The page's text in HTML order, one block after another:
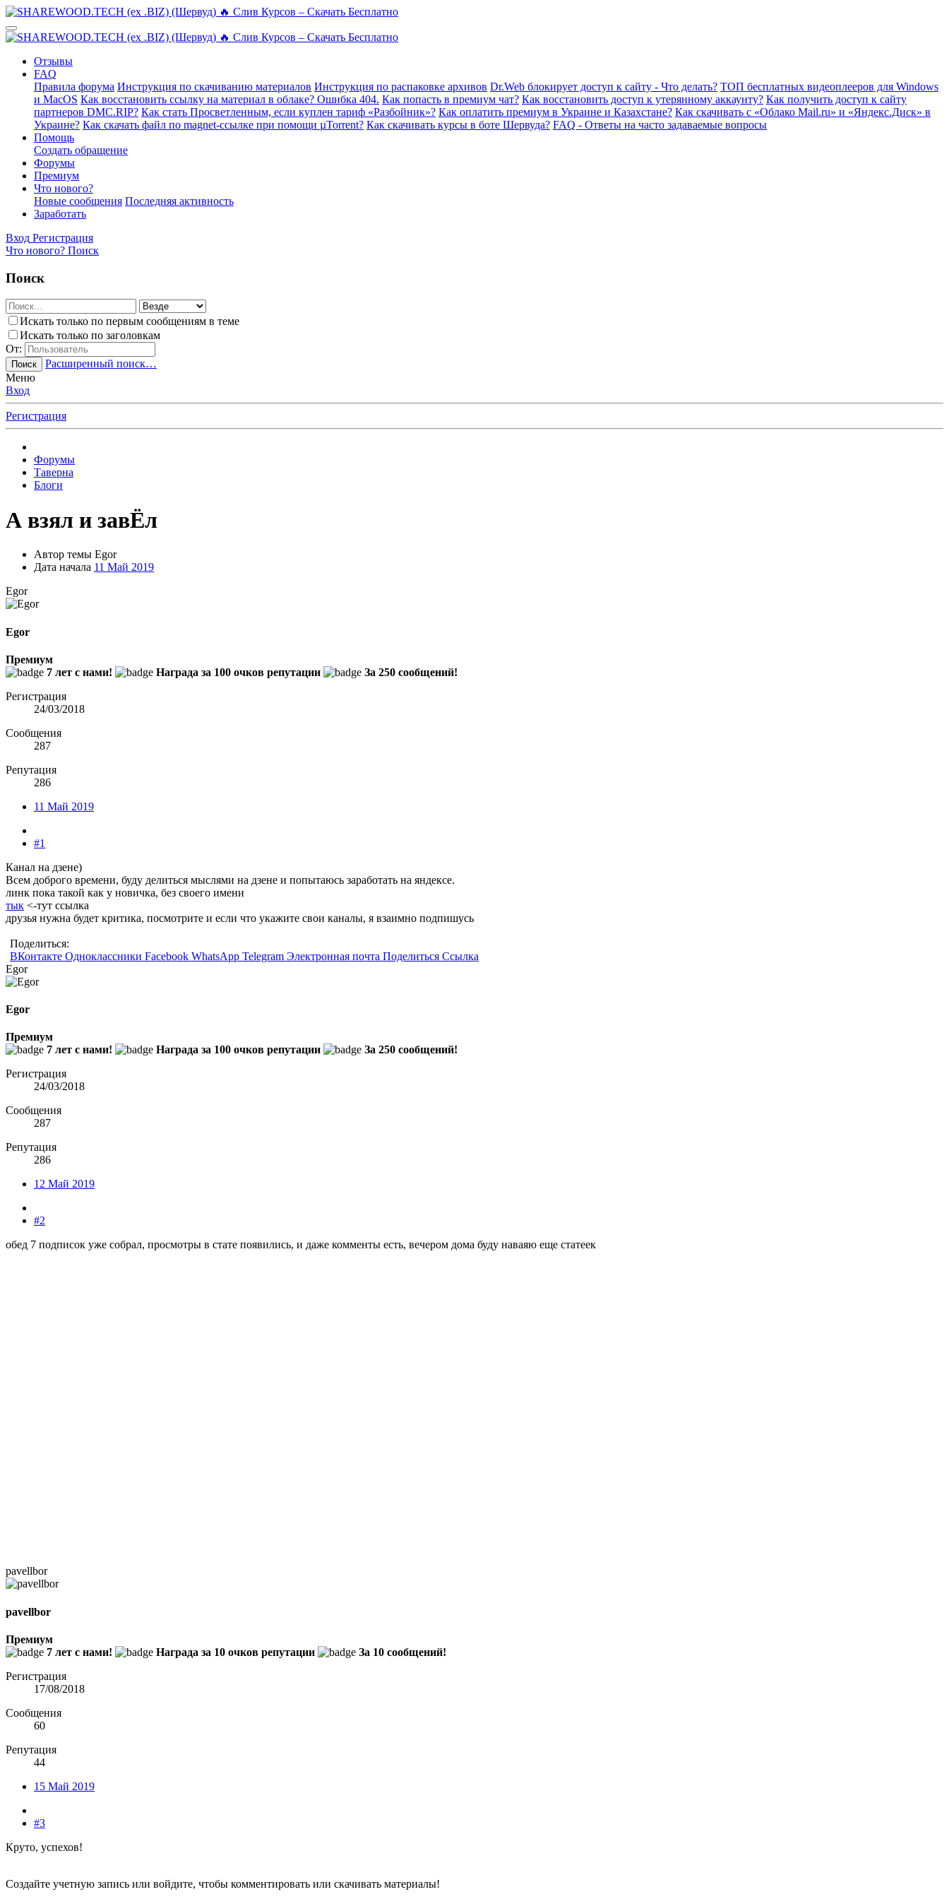
Отзывы
FAQ
Правила форума Инструкция по скачиванию материалов Инструкция по распаковке архивов Dr.Web блокирует доступ к сайту - Что делать? ТОП бесплатных видеоплееров для Windows
и MacOS Как восстановить ссылку на материал в облаке? Ошибка 404. Как попасть в премиум чат? Как восстановить доступ к утерянному аккаунту? Как получить доступ к сайту
партнеров DMC.RIP? Как стать Просветленным, если куплен тариф «Разбойник»? Как оплатить премиум в Украине и Казахстане? Как скачивать с «Облако Mail.ru» и «Яндекс.Диск» в
Украине? Как скачать файл по magnet-ссылке при помощи µTorrent? Как скачивать курсы в боте Шервуда? FAQ - Ответы на часто задаваемые вопросы
Помощь
Создать обращение
Форумы
Премиум
Что нового?
Новые сообщения Последняя активность
Заработать
Вход Регистрация
Что нового? Поиск
Поиск
Искать только по первым сообщениям в теме
Искать только по заголовкам
От:
Поиск
Расширенный поиск…
Меню
Вход
Регистрация
Форумы
Таверна
Блоги
А взял и завЁл
Автор темы Egor
Дата начала 11 Май 2019
Egor
Egor
Премиум
7 лет с нами!
Награда за 100 очков репутации
За 250 сообщений!
Регистрация
24/03/2018
Сообщения
287
Репутация
286
11 Май 2019
#1
Канал на дзене)
Всем доброго времени, буду делиться мыслями на дзене и попытаюсь заработать на яндексе.
линк пока такой как у новичка, без своего имени
тык <-тут ссылка
друзья нужна будет критика, посмотрите и если что укажите свои каналы, я взаимно подпишусь
Поделиться:
ВКонтакте Одноклассники Facebook WhatsApp Telegram Электронная почта Поделиться Ссылка
Egor
Egor
Премиум
7 лет с нами!
Награда за 100 очков репутации
За 250 сообщений!
Регистрация
24/03/2018
Сообщения
287
Репутация
286
12 Май 2019
#2
обед 7 подписок уже собрал, просмотры в стате появились, и даже комменты есть, вечером дома буду наваяю еще статеек
pavellbor
pavellbor
Премиум
7 лет с нами!
Награда за 10 очков репутации
За 10 сообщений!
Регистрация
17/08/2018
Сообщения
60
Репутация
44
15 Май 2019
#3
Круто, успехов!
Создайте учетную запись или войдите, чтобы комментировать или скачивать материалы!